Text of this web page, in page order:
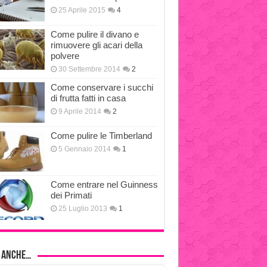
25 Aprile 2015 4
Come pulire il divano e
rimuovere gli acari della
polvere
30 Settembre 2014 2
Come conservare i succhi
di frutta fatti in casa
9 Aprile 2014 2
Come pulire le Timberland
5 Gennaio 2014 1
Come entrare nel Guinness
dei Primati
25 Luglio 2013 1
anche…